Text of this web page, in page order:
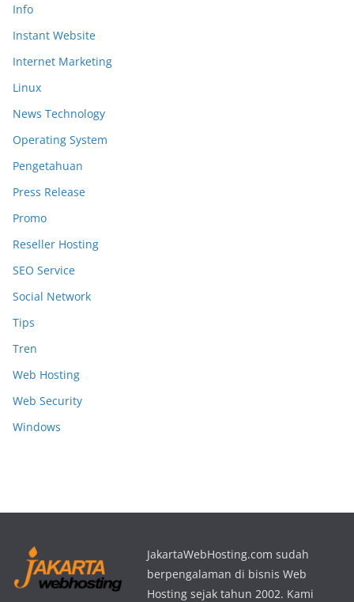
Info
Instant Website
Internet Marketing
Linux
News Technology
Operating System
Pengetahuan
Press Release
Promo
Reseller Hosting
SEO Service
Social Network
Tips
Tren
Web Hosting
Web Security
Windows
JakartaWebHosting.com sudah
berpengalaman di bisnis Web
Hosting sejak tahun 2002. Kami